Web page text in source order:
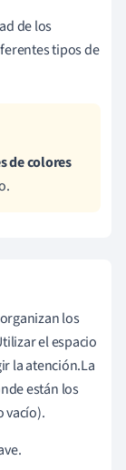
de los
tipos de
de colores
los
el espacio
la atención.La
están los
vacío).